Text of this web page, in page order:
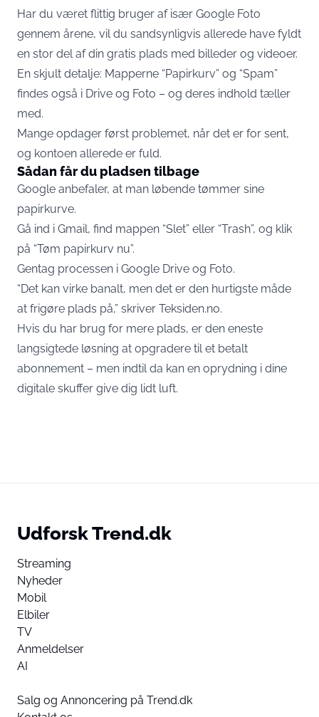
Har du været flittig bruger af især Google Foto
gennem årene, vil du sandsynligvis allerede have fyldt
en stor del af din gratis plads med billeder og videoer.
En skjult detalje: Mapperne “Papirkurv” og “Spam”
findes også i Drive og Foto – og deres indhold tæller
med.
Mange opdager først problemet, når det er for sent,
og kontoen allerede er fuld.
Sådan får du pladsen tilbage
Google anbefaler, at man løbende tømmer sine
papirkurve.
Gå ind i Gmail, find mappen “Slet” eller “Trash”, og klik
på “Tøm papirkurv nu”.
Gentag processen i Google Drive og Foto.
“Det kan virke banalt, men det er den hurtigste måde
at frigøre plads på,” skriver Teksiden.no.
Hvis du har brug for mere plads, er den eneste
langsigtede løsning at opgradere til et betalt
abonnement – men indtil da kan en oprydning i dine
digitale skuffer give dig lidt luft.
Udforsk Trend.dk
Streaming
Nyheder
Mobil
Elbiler
TV
Anmeldelser
AI
Salg og Annoncering på Trend.dk